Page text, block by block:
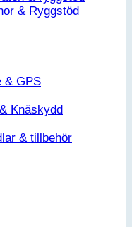
& Ryggstöd
& GPS
Knäskydd
& tillbehör